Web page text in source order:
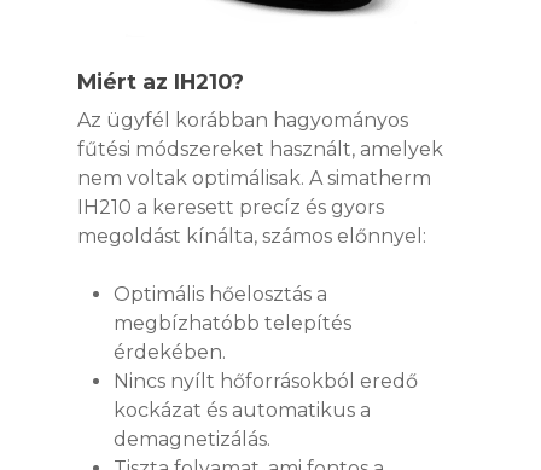
Miért az IH210?
Az ügyfél korábban hagyományos
fűtési módszereket használt, amelyek
nem voltak optimálisak. A simatherm
IH210 a keresett precíz és gyors
megoldást kínálta, számos előnnyel:
Optimális hőelosztás a
megbízhatóbb telepítés
érdekében.
Nincs nyílt hőforrásokból eredő
kockázat és automatikus a
demagnetizálás.